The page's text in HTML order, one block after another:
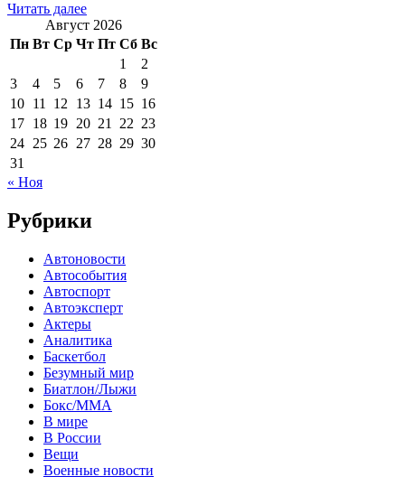
Читать далее
Август 2026
Пн Вт Ср Чт Пт Сб Вс
1
2
3
4 5 6 7 8
9
10 11 12 13 14 15 16
17 18 19 20 21 22 23
24 25 26 27 28 29 30
31
« Ноя
Рубрики
Автоновости
Автособытия
Автоспорт
Автоэксперт
Актеры
Аналитика
Баскетбол
Безумный мир
Биатлон/Лыжи
Бокс/MMA
В мире
В России
Вещи
Военные новости